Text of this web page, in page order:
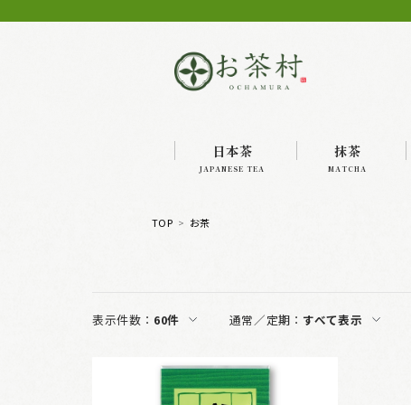
日本茶
JAPANESE TEA
抹茶
MATCHA
TOP お茶
表示件数： 60件 通常／定期： すべて表示